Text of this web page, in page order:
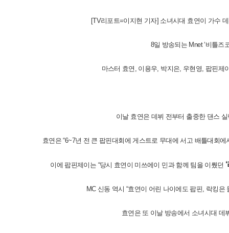
[TV리포트=이지현 기자] 소녀시대 효연이 가수
8일 방송되는 Mnet ‘비틀즈
마스터 효연, 이용우, 박지은, 우현영, 팝핀제
이날 효연은 데뷔 전부터 출중한 댄스
효연은 “6~7년 전 큰 팝핀대회에 게스트로 무대에 서고 배틀대회
이에 팝핀제이는 “당시 효연이 미쓰에이 민과 함께 팀을 이뤘던
MC 신동 역시 “효연이 어린 나이에도 팝핀, 락킹
효연은 또 이날 방송에서 소녀시대